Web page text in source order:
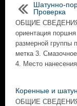
Шатунно-
Проверка
ОБЩИЕ СВЕДЕНИЯ
ориентация
размерной группы
метка 3.
4. Место
Коренные и
ОБЩИЕ СВЕДЕНИЯ